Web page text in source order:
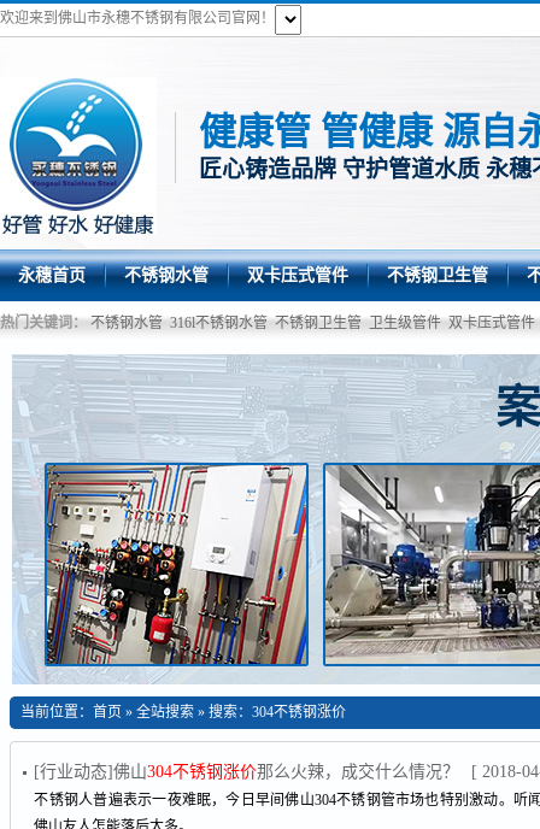
欢迎来到佛山市永穗不锈钢有限公司官网！
健康管 管健康 源自
匠心铸造品牌 守护管道水质 永穗
永穗首页 不锈钢水管 双卡压式管件 不锈钢卫生管
热门关键词： 不锈钢水管 316l不锈钢水管 不锈钢卫生管 卫生级管件 双卡压式管件
当前位置：首页 »全站搜索 » 搜索：304不锈钢涨价
[行业动态]佛山304不锈钢涨价那么火辣，成交什么情况？ [ 2018-
不锈钢人普遍表示一夜难眠，今日早间佛山304不锈钢管市场也特别激动。听